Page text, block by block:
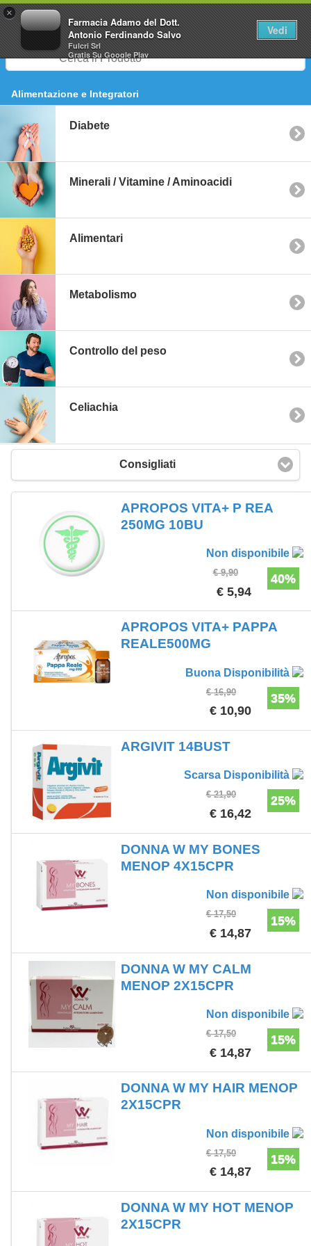
×
Farmacia Adamo del Dott.
Antonio Ferdinando Salvo
Fulcri Srl
GratisSu Google Play
Vedi
0
Alimentazione e Integratori
Diabete
Minerali / Vitamine / Aminoacidi
Alimentari
Metabolismo
Controllo del peso
Celiachia
Consigliati
APROPOS VITA+ P REA
250MG 10BU
Non disponibile
40%
€ 9,90
€ 5,94
APROPOS VITA+ PAPPA
REALE500MG
Buona Disponibilità
35%
€ 16,90
€ 10,90
ARGIVIT 14BUST
Scarsa Disponibilità
25%
€ 21,90
€ 16,42
DONNA W MY BONES
MENOP 4X15CPR
Non disponibile
15%
€ 17,50
€ 14,87
DONNA W MY CALM
MENOP 2X15CPR
Non disponibile
15%
€ 17,50
€ 14,87
DONNA W MY HAIR MENOP
2X15CPR
Non disponibile
15%
€ 17,50
€ 14,87
DONNA W MY HOT MENOP
2X15CPR